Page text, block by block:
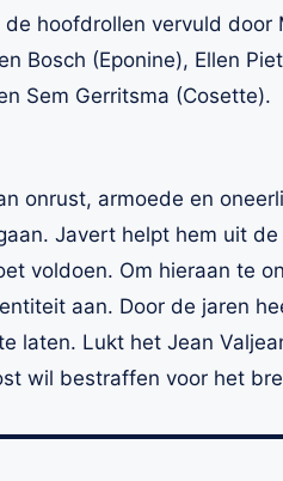
hoofdrollen vervuld door
Bosch (Eponine), Ellen
Sem Gerritsma (Cosette).
onrust, armoede en
Javert helpt hem uit
voldoen. Om hieraan te
aan. Door de jaren
laten. Lukt het Jean
wil bestraffen voor het